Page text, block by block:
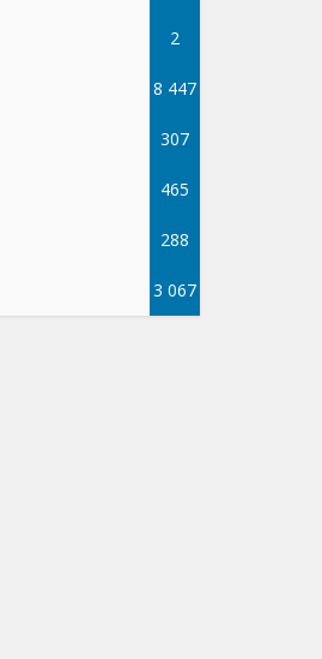
5
2
8 447
307
465
288
3 067